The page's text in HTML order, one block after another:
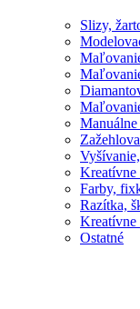
Slizy,
Kreatívne
Farby,
Razítka,
Kreatívne
Ostatné